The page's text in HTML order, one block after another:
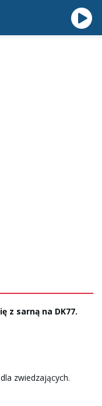
z sarną na DK77.
zwiedzających.